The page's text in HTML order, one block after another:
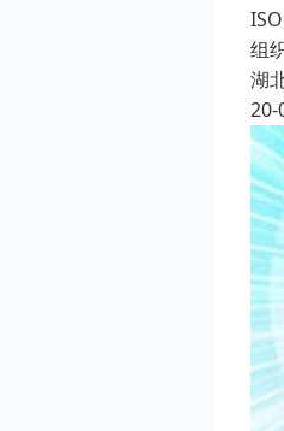
组
湖
20-